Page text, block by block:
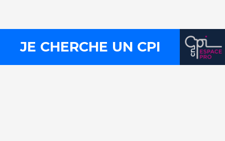
JE CHERCHE UN CPI